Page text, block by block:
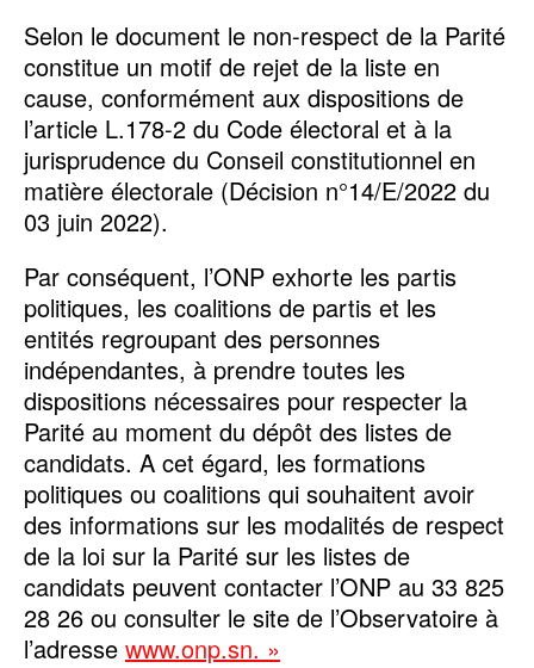
Selon le document le non-respect de la Parité
constitue un motif de rejet de la liste en
cause, conformément aux dispositions de
l’article L.178-2 du Code électoral et à la
jurisprudence du Conseil constitutionnel en
matière électorale (Décision n°14/E/2022 du
03 juin 2022).
Par conséquent, l’ONP exhorte les partis
politiques, les coalitions de partis et les
entités regroupant des personnes
indépendantes, à prendre toutes les
dispositions nécessaires pour respecter la
Parité au moment du dépôt des listes de
candidats. A cet égard, les formations
politiques ou coalitions qui souhaitent avoir
des informations sur les modalités de respect
de la loi sur la Parité sur les listes de
candidats peuvent contacter l’ONP au 33 825
28 26 ou consulter le site de l’Observatoire à
l’adresse www.onp.sn. »